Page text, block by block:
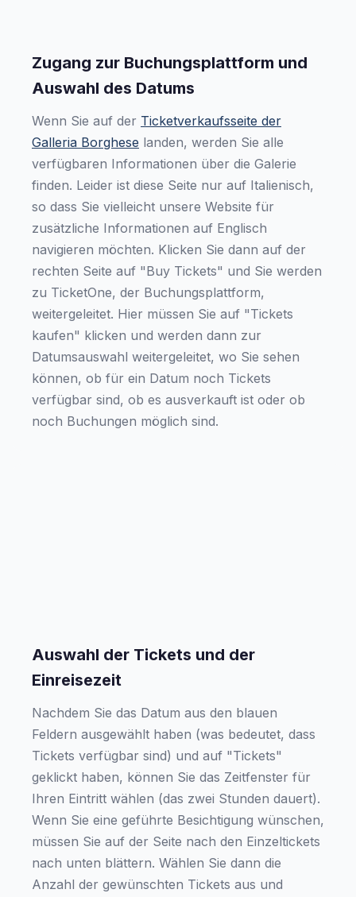
Zugang zur Buchungsplattform und
Auswahl des Datums
Wenn Sie auf der Ticketverkaufsseite der
Galleria Borghese landen, werden Sie alle
verfügbaren Informationen über die Galerie
finden. Leider ist diese Seite nur auf Italienisch,
so dass Sie vielleicht unsere Website für
zusätzliche Informationen auf Englisch
navigieren möchten. Klicken Sie dann auf der
rechten Seite auf "Buy Tickets" und Sie werden
zu TicketOne, der Buchungsplattform,
weitergeleitet. Hier müssen Sie auf "Tickets
kaufen" klicken und werden dann zur
Datumsauswahl weitergeleitet, wo Sie sehen
können, ob für ein Datum noch Tickets
verfügbar sind, ob es ausverkauft ist oder ob
noch Buchungen möglich sind.
Auswahl der Tickets und der
Einreisezeit
Nachdem Sie das Datum aus den blauen
Feldern ausgewählt haben (was bedeutet, dass
Tickets verfügbar sind) und auf "Tickets"
geklickt haben, können Sie das Zeitfenster für
Ihren Eintritt wählen (das zwei Stunden dauert).
Wenn Sie eine geführte Besichtigung wünschen,
müssen Sie auf der Seite nach den Einzeltickets
nach unten blättern. Wählen Sie dann die
Anzahl der gewünschten Tickets aus und